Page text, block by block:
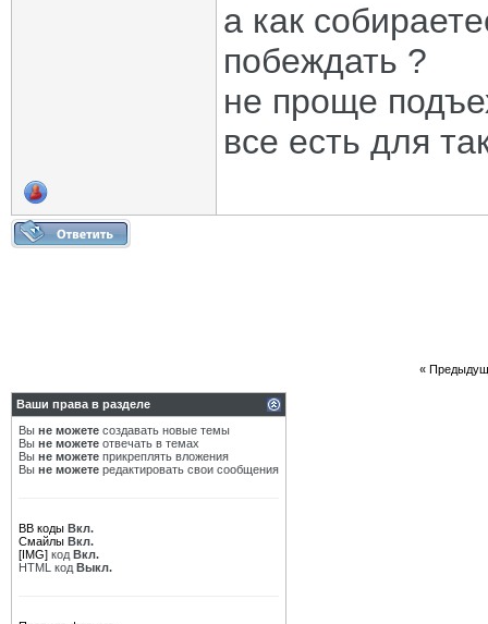
а как
побеждать ?
не проще
все есть для
«
Ваши права в разделе
Вы не можете создавать новые темы
Вы не можете отвечать в темах
Вы не можете прикреплять вложения
Вы не можете редактировать свои сообщения
BB коды Вкл.
Смайлы Вкл.
[IMG] код Вкл.
HTML код Выкл.